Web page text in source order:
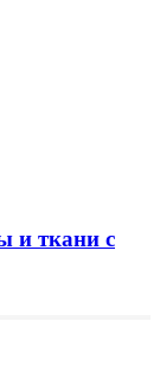
и ткани с